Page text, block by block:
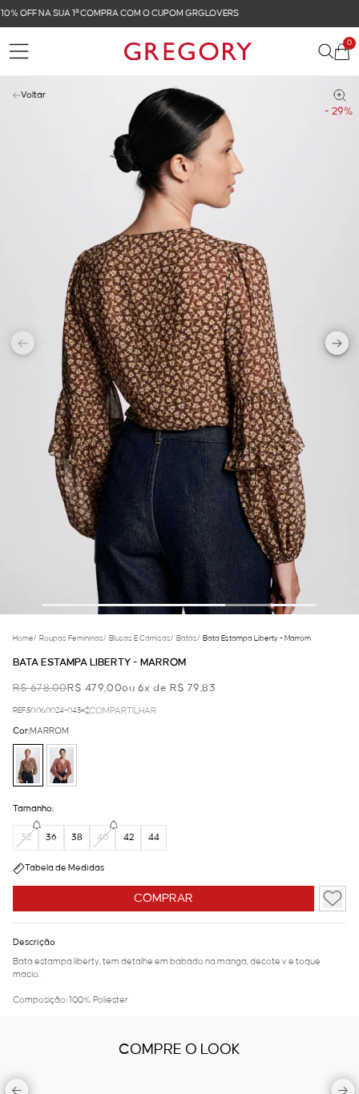
FRETE GRÁTIS NAS COMPRAS ACIMA DE R$ 899
0
- 29%
Voltar
Home/ Roupas Femininas/ Blusas E Camisas/ Batas/ Bata Estampa Liberty - Marrom
BATA ESTAMPA LIBERTY - MARROM
R$ 678,00R$ 479,00ou 6x de R$ 79,83
REF.50.06.0024-043 COMPARTILHAR
COMPRAR
Cor:MARROM
Tamanho:
32 36 38 40 42 44
Tabela de Medidas
Descrição
Bata estampa liberty, tem detalhe em babado na manga, decote v e toque
macio.
Composição: 100% Poliéster
COMPRE O LOOK